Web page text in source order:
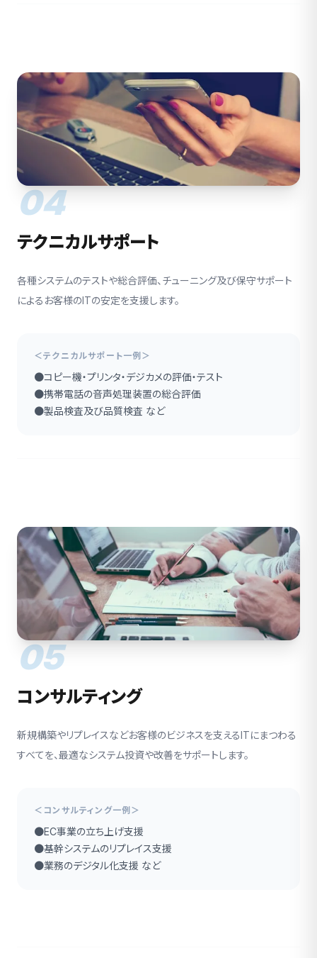
04
テクニカルサポート
各種システムのテストや総合評価、チューニング及び保守サポート
によるお客様のITの安定を支援します。
＜テクニカルサポート一例＞
●コピー機・プリンタ・デジカメの評価・テスト
●携帯電話の音声処理装置の総合評価
●製品検査及び品質検査 など
05
コンサルティング
新規構築やリプレイスなどお客様のビジネスを支えるITにまつわる
すべてを、最適なシステム投資や改善をサポートします。
＜コンサルティング一例＞
●EC事業の立ち上げ支援
●基幹システムのリプレイス支援
●業務のデジタル化支援 など